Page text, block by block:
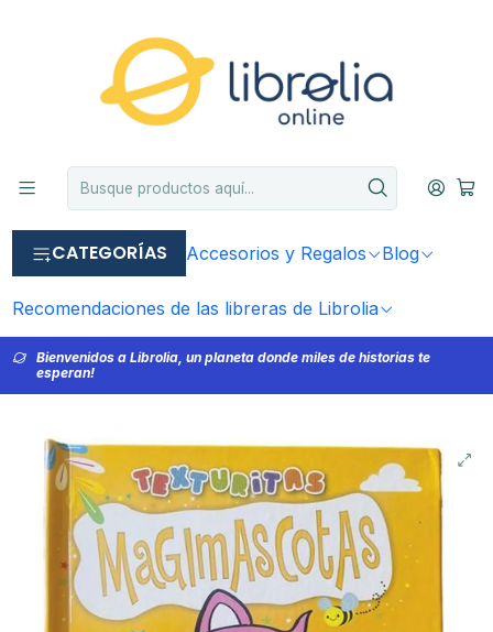
CATEGORÍAS Accesorios y Regalos Blog
Recomendaciones de las libreras de Librolia
Bienvenidos a Librolia, un planeta donde miles de historias te
esperan!